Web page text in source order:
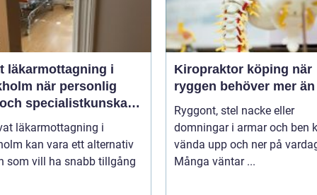
läkarmottagning i
personlig
specialistkunskap
läkarmottagning i
kan vara ett alternativ
som vill ha snabb tillgång
Kiropraktor köping när
ryggen behöver mer
Ryggont, stel nacke eller
domningar i armar och ben
vända upp och ner på
Många väntar ...